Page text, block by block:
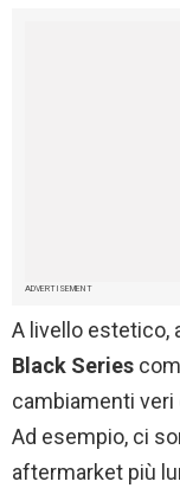
ADVERTISEMENT
A livello estetico,
Black Series
cambiamenti
Ad esempio, ci
aftermarket più